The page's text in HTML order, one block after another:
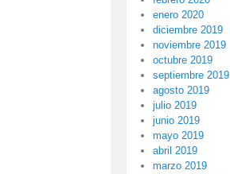
enero 2020
diciembre 2019
noviembre 2019
octubre 2019
septiembre 2019
agosto 2019
julio 2019
junio 2019
mayo 2019
abril 2019
marzo 2019